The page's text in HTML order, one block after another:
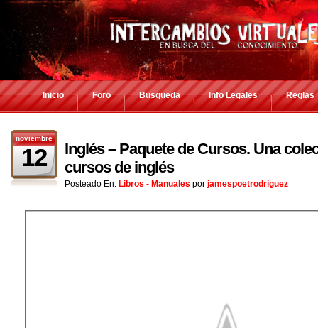
Inicio Foro Busqueda Info Legales Reglas
noviembre
12
Inglés – Paquete de Cursos. Una
cursos de inglés
Posteado En: Libros - Manuales por jamespoetrodriguez